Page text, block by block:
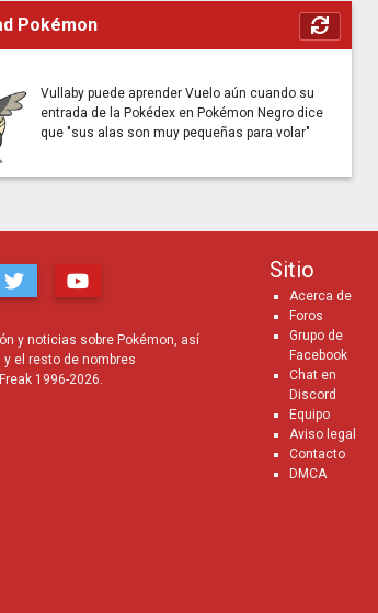
Pokémon
Vullaby puede aprender Vuelo aún cuando su
entrada de la Pokédex en Pokémon Negro dice
que "sus alas son muy pequeñas para volar"
y noticias sobre Pokémon, así
el resto de nombres
1996-2026.
Sitio
Acerca de
Foros
Grupo de
Facebook
Chat en
Discord
Equipo
Aviso legal
Contacto
DMCA